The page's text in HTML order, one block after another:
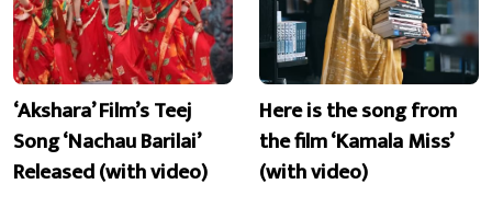
‘Akshara’ Film’s Teej
Song ‘Nachau Barilai’
Released (with video)
Here is the song from
the film ‘Kamala Miss’
(with video)